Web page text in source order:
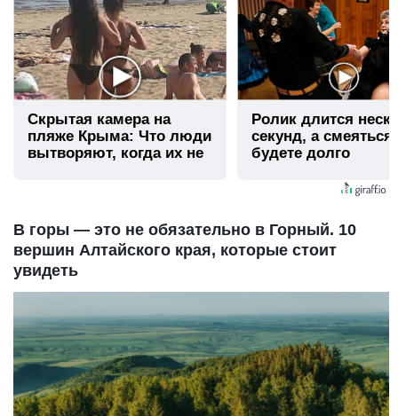
Скрытая камера на
пляже Крыма: Что люди
вытворяют, когда их не
Ролик длится
секунд, а
будете долго
В горы — это не обязательно в Горный. 10
вершин Алтайского края, которые стоит
увидеть